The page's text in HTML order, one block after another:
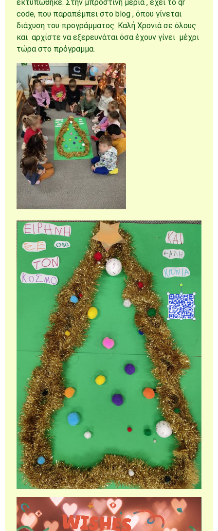
εκτυπώθηκε. Στην μπροστινή μεριά , έχει το qr
code, που παραπέμπει στο blog , όπου γίνεται
διάχυση του προγράμματος. Καλή Χρονιά σε όλους
και αρχίστε να εξερευνάται όσα έχουν γίνει μέχρι
τώρα στο πρόγραμμα.
Πρόγραμμα
Αναπαραγωγής
Βίντεο